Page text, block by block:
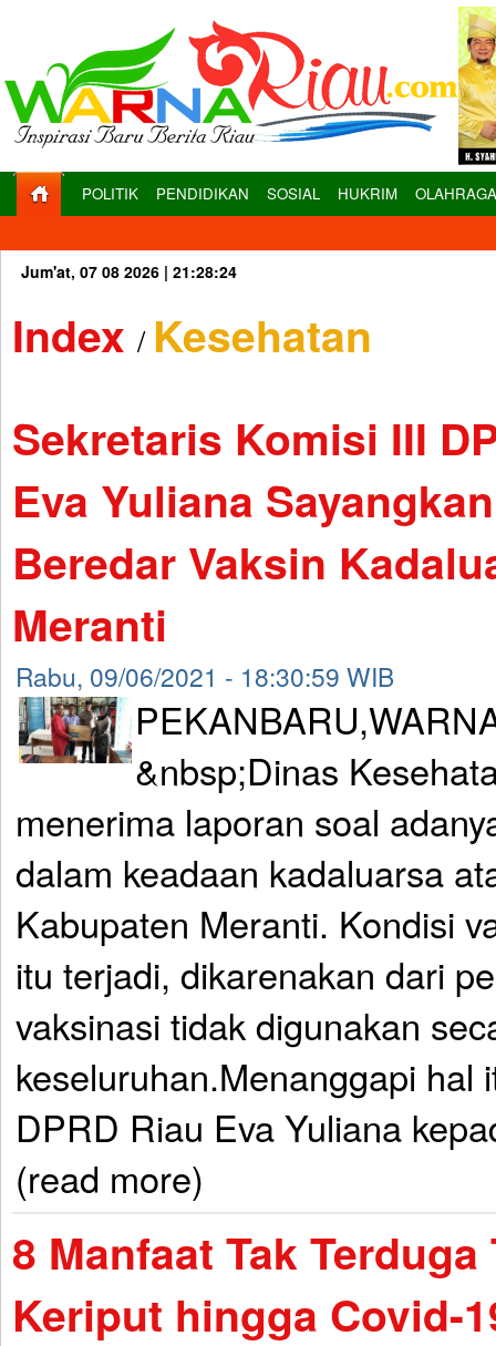
POLITIK PENDIDIKAN SOSIAL HUKRIM OLAHRAGA
Jum'at, 07 08 2026 | 21:28:25
Index / Kesehatan
Sekretaris Komisi III
Eva Yuliana
Beredar Vaksin
Meranti
Rabu, 09/06/2021 - 18:30:59 WIB
&nbsp;Dinas
menerima laporan soal
dalam keadaan kadaluarsa
Kabupaten Meranti. Kondisi
itu terjadi, dikarenakan dari
vaksinasi tidak digunakan
keseluruhan.Menanggapi hal
DPRD Riau Eva Yuliana
(read more)
8 Manfaat Tak Terduga
Keriput hingga Covid-